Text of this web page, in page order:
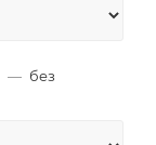
— без